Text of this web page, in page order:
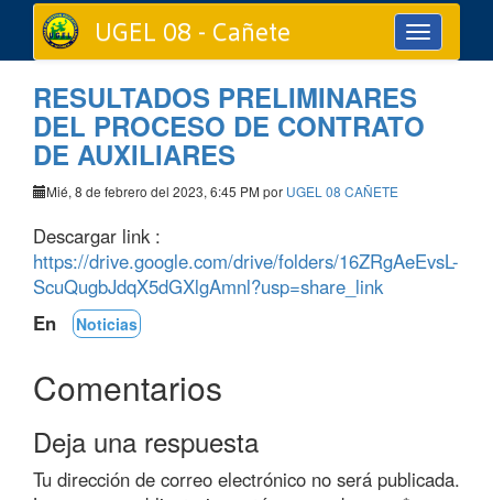
Toggle
navigation
UGEL 08 - Cañete
RESULTADOS PRELIMINARES
DEL PROCESO DE CONTRATO
DE AUXILIARES
Mié, 8 de febrero del 2023, 6:45 PM por UGEL 08 CAÑETE
Descargar link :
https://drive.google.com/drive/folders/16ZRgAeEvsL-
ScuQugbJdqX5dGXlgAmnl?usp=share_link
En
Noticias
Comentarios
Deja una respuesta
Tu dirección de correo electrónico no será publicada.